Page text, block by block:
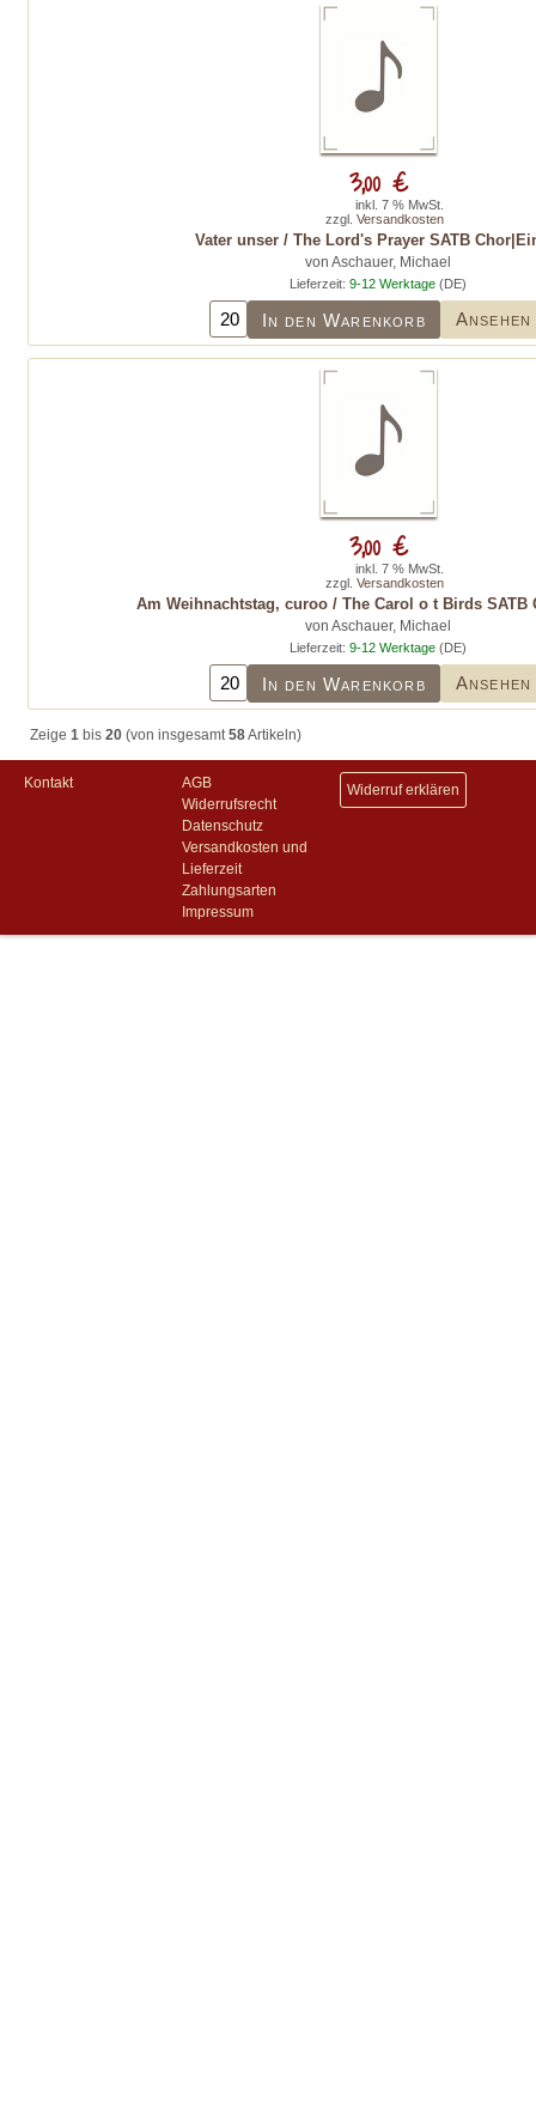
Vater unser / The Lord's Prayer SATB
von Aschauer, Michael
Lieferzeit: 9-12 Werktage (DE)
In den Warenkorb Ansehen
3,00 €
inkl. 7 % MwSt.
zzgl. Versandkosten
Am Weihnachtstag, curoo / The Carol o t Birds SATB
von Aschauer, Michael
Lieferzeit: 9-12 Werktage (DE)
In den Warenkorb Ansehen
3,00 €
inkl. 7 % MwSt.
zzgl. Versandkosten
Zeige 1 bis 20 (von insgesamt58Artikeln)
Kontakt
AGB
Widerrufsrecht
Datenschutz
Versandkosten und
Lieferzeit
Zahlungsarten
Impressum
Widerruf erklären